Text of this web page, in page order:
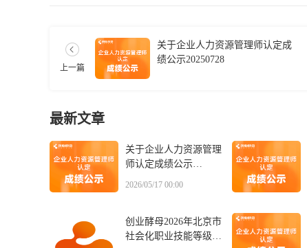
上一篇
关于企业人力资源管理师认定成
绩公示20250728
最新文章
关于企业人力资源管理
师认定成绩公示
2026/05/17 00:00
创业酵母2026年北京市
社会化职业技能等级认